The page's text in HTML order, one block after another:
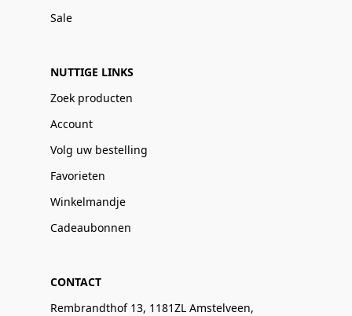
Sale
NUTTIGE LINKS
Zoek producten
Account
Volg uw bestelling
Favorieten
Winkelmandje
Cadeaubonnen
CONTACT
Rembrandthof 13, 1181ZL Amstelveen,